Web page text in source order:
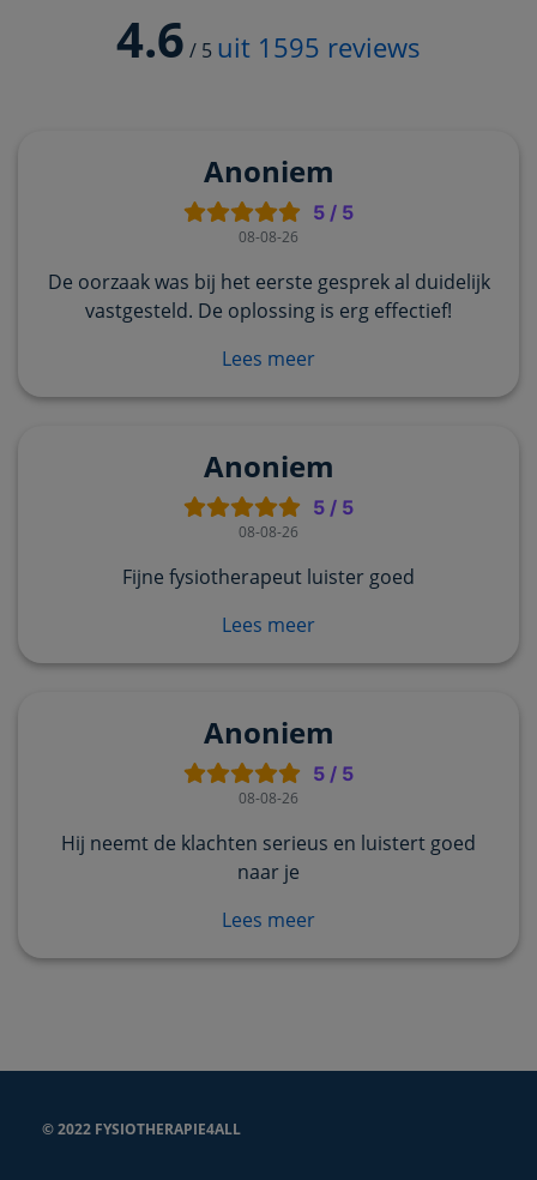
4.6 / 5 uit 1595 reviews
Anoniem
5 / 5
08-08-26
De oorzaak was bij het eerste gesprek al duidelijk
vastgesteld. De oplossing is erg effectief!
Lees meer
Anoniem
5 / 5
08-08-26
Fijne fysiotherapeut luister goed
Lees meer
Anoniem
5 / 5
08-08-26
Hij neemt de klachten serieus en luistert goed
naar je
Lees meer
© 2022 FYSIOTHERAPIE4ALL